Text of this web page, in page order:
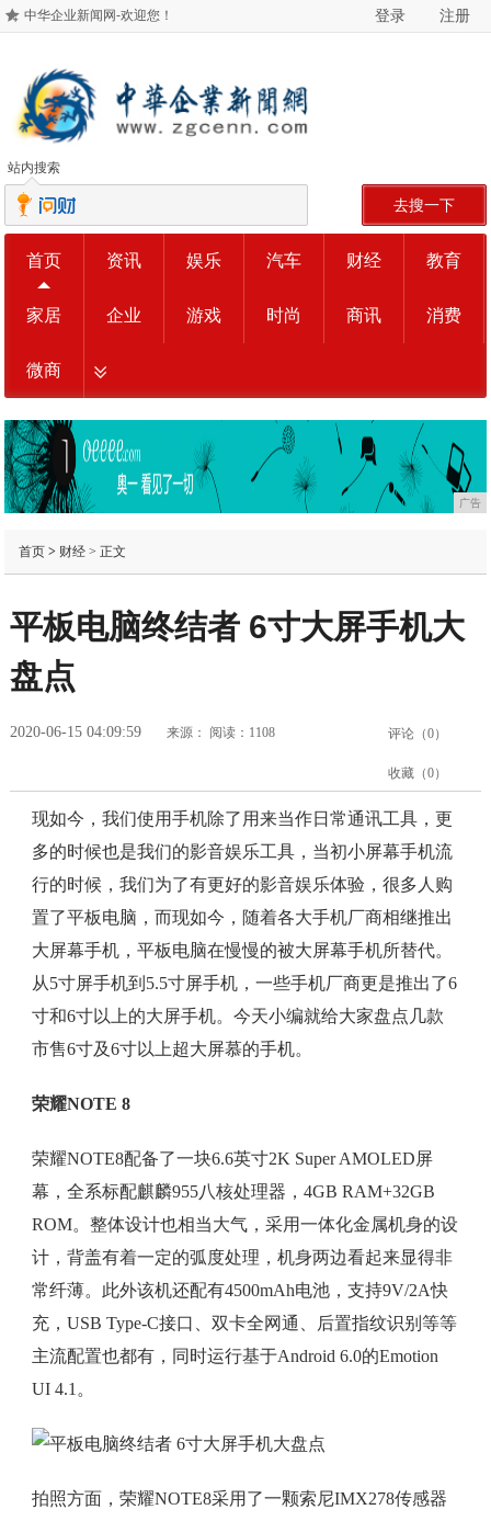
中华企业新闻网-欢迎您！ 登录 注册
站内搜索
去搜一下
首页 资讯 娱乐 汽车 财经 教育
家居 企业 游戏 时尚 商讯 消费
微商
广告
首页> 财经> 正文
平板电脑终结者 6寸大屏手机大
盘点
2020-06-15 04:09:59 来源： 阅读：1108 评论（0）
收藏（0）
现如今，我们使用手机除了用来当作日常通讯工具，更
多的时候也是我们的影音娱乐工具，当初小屏幕手机流
行的时候，我们为了有更好的影音娱乐体验，很多人购
置了平板电脑，而现如今，随着各大手机厂商相继推出
大屏幕手机，平板电脑在慢慢的被大屏幕手机所替代。
从5寸屏手机到5.5寸屏手机，一些手机厂商更是推出了6
寸和6寸以上的大屏手机。今天小编就给大家盘点几款
市售6寸及6寸以上超大屏慕的手机。
荣耀NOTE 8
荣耀NOTE8配备了一块6.6英寸2K Super AMOLED屏
幕，全系标配麒麟955八核处理器，4GB RAM+32GB
ROM。整体设计也相当大气，采用一体化金属机身的设
计，背盖有着一定的弧度处理，机身两边看起来显得非
常纤薄。此外该机还配有4500mAh电池，支持9V/2A快
充，USB Type-C接口、双卡全网通、后置指纹识别等等
主流配置也都有，同时运行基于Android 6.0的Emotion
UI 4.1。
拍照方面，荣耀NOTE8采用了一颗索尼IMX278传感器